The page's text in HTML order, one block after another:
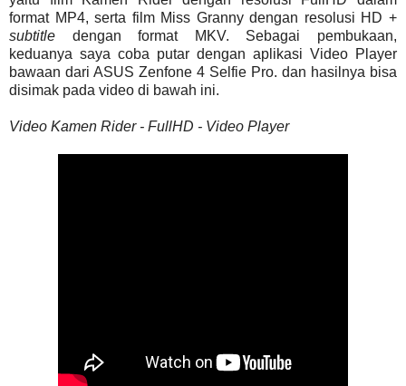
format MP4, serta film Miss Granny dengan resolusi HD +
subtitle dengan format MKV. Sebagai pembukaan,
keduanya saya coba putar dengan aplikasi Video Player
bawaan dari ASUS Zenfone 4 Selfie Pro. dan hasilnya bisa
disimak pada video di bawah ini.
Video Kamen Rider - FullHD - Video Player